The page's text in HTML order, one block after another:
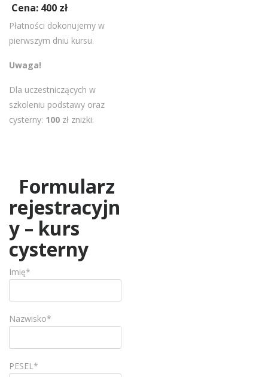
Cena: 400 zł
Płatności dokonujemy w
pierwszym dniu kursu.
Uwaga!
Dla uczestniczących w
szkoleniu podstawy oraz
cysterny: 100 zł zniżki.
Formularz
rejestracyjn
y – kurs
cysterny
Imię*
Nazwisko*
PESEL*